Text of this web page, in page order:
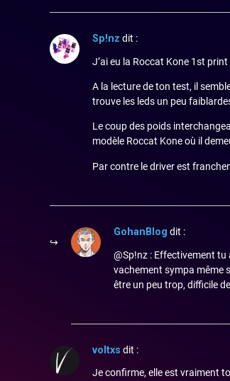
Sp!nz dit :
J’ai eu la Roccat Kone 1st
A la lecture de ton test, il
trouve les leds un peu
Le coup des poids
modèle Roccat Kone où il
Par contre le driver est
GohanBlog dit :
@Sp!nz : Effectivement
vachement sympa même
être un peu trop, difficile
voltxs dit :
Je confirme, elle est vraiment